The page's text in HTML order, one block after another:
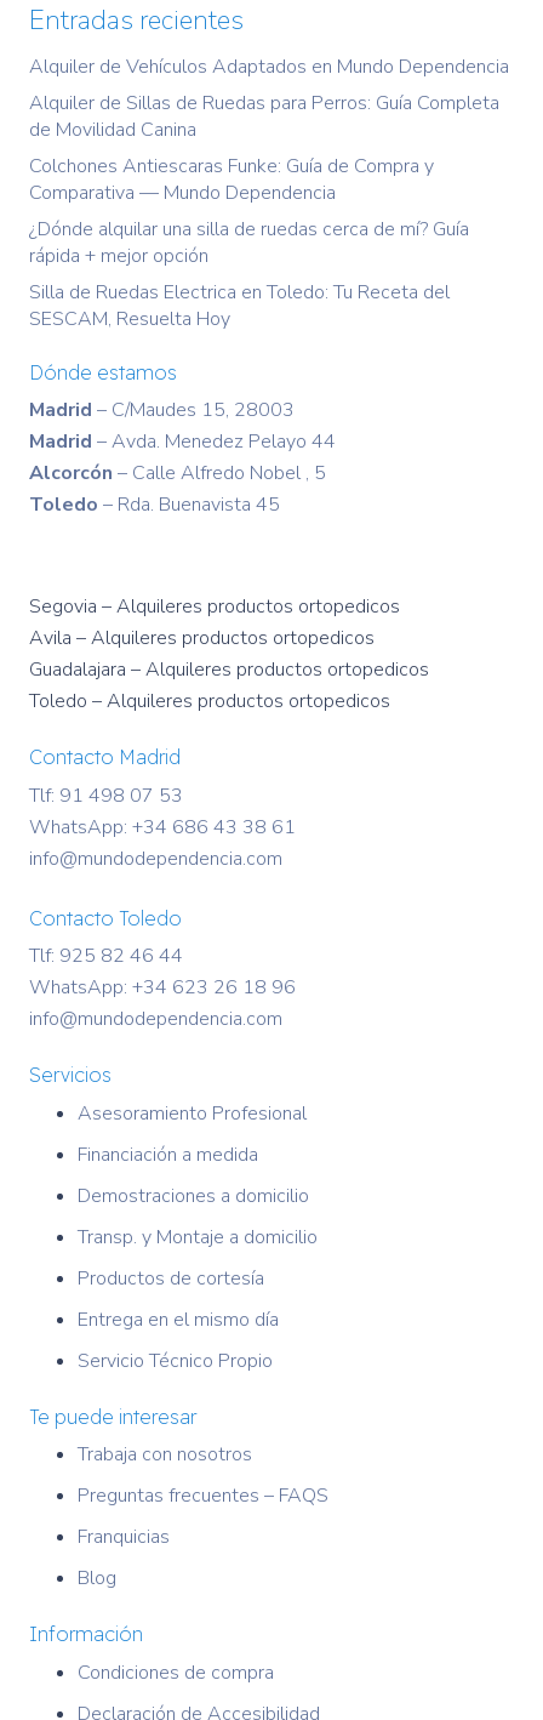
Entradas recientes
Alquiler de Vehículos Adaptados en Mundo Dependencia
Alquiler de Sillas de Ruedas para Perros: Guía Completa
de Movilidad Canina
Colchones Antiescaras Funke: Guía de Compra y
Comparativa — Mundo Dependencia
¿Dónde alquilar una silla de ruedas cerca de mí? Guía
rápida + mejor opción
Silla de Ruedas Electrica en Toledo: Tu Receta del
SESCAM, Resuelta Hoy
Dónde estamos
Madrid – C/Maudes 15, 28003
Madrid – Avda. Menedez Pelayo 44
Alcorcón – Calle Alfredo Nobel , 5
Toledo – Rda. Buenavista 45
Segovia – Alquileres productos ortopedicos
Avila – Alquileres productos ortopedicos
Guadalajara – Alquileres productos ortopedicos
Toledo – Alquileres productos ortopedicos
Contacto Madrid
Tlf: 91 498 07 53
WhatsApp: +34 686 43 38 61
info@mundodependencia.com
Contacto Toledo
Tlf: 925 82 46 44
WhatsApp: +34 623 26 18 96
info@mundodependencia.com
Servicios
Asesoramiento Profesional
Financiación a medida
Demostraciones a domicilio
Transp. y Montaje a domicilio
Productos de cortesía
Entrega en el mismo día
Servicio Técnico Propio
Te puede interesar
Trabaja con nosotros
Preguntas frecuentes – FAQS
Franquicias
Blog
Información
Condiciones de compra
Declaración de Accesibilidad